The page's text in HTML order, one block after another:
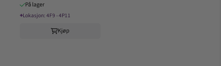
På lager
⌖Lokasjon: 4F9 - 4P11
Kjøp